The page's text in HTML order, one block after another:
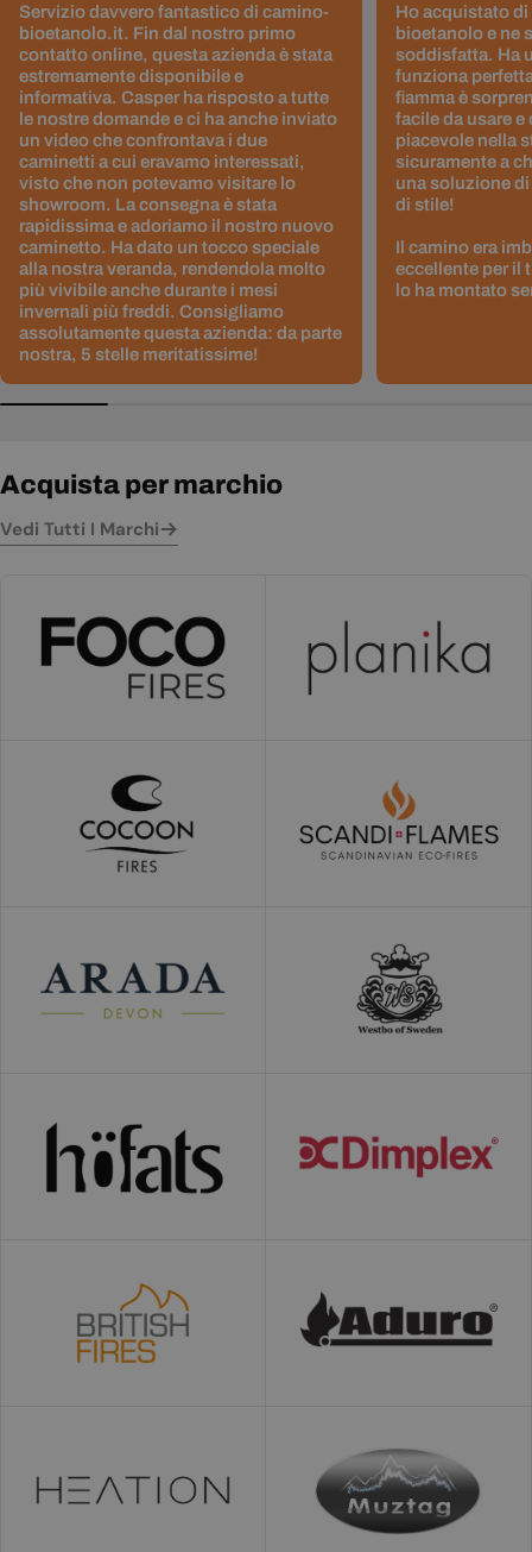
Servizio davvero fantastico di camino-
bioetanolo.it. Fin dal nostro primo
contatto online, questa azienda è stata
estremamente disponibile e
informativa. Casper ha risposto a tutte
le nostre domande e ci ha anche inviato
un video che confrontava i due
caminetti a cui eravamo interessati,
visto che non potevamo visitare lo
showroom. La consegna è stata
rapidissima e adoriamo il nostro nuovo
caminetto. Ha dato un tocco speciale
alla nostra veranda, rendendola molto
più vivibile anche durante i mesi
invernali più freddi. Consigliamo
assolutamente questa azienda: da parte
nostra, 5 stelle meritatissime!
Ho acquistato di
bioetanolo e ne
soddisfatta. Ha
funziona
fiamma è
facile da usare e
piacevole nella
sicuramente a
una soluzione
di stile!
Il camino era
eccellente per il
lo ha montato
Acquista per marchio
Vedi Tutti I Marchi